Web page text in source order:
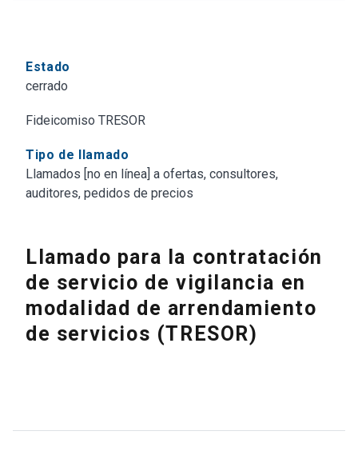
Estado
cerrado
Fideicomiso TRESOR
Tipo de llamado
Llamados [no en línea] a ofertas, consultores,
auditores, pedidos de precios
Llamado para la contratación
de servicio de vigilancia en
modalidad de arrendamiento
de servicios (TRESOR)